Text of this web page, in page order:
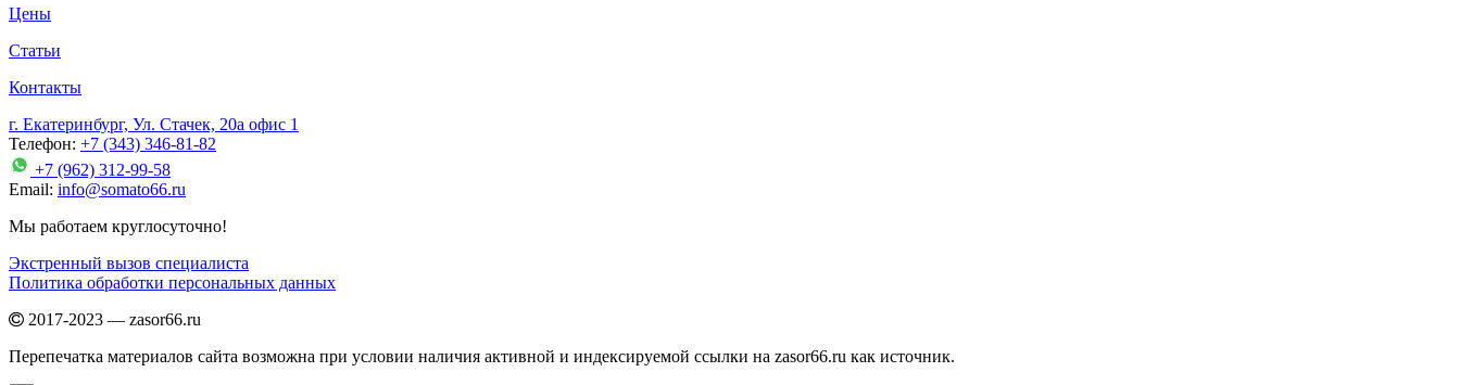
Цены
Статьи
Контакты
г. Екатеринбург, Ул. Стачек, 20а офис 1
Телефон: +7 (343) 346-81-82
+7 (962) 312-99-58
Email: info@somato66.ru
Мы работаем круглосуточно!
Экстренный вызов специалиста
Политика обработки персональных данных
2017-2023 — zasor66.ru
Перепечатка материалов сайта возможна при условии наличия активной и индексируемой ссылки на zasor66.ru как источник.